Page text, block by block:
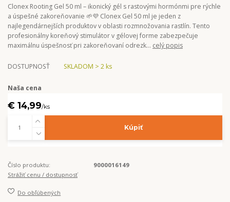
Clonex Rooting Gel 50 ml – ikonický gél s rastovými hormónmi pre rýchle
a úspešné zakoreňovanie 🌱💜 Clonex Gel 50 ml je jeden z
najlegendárnejších produktov v oblasti rozmnožovania rastlín. Tento
profesionálny koreňový stimulátor v gélovej forme zabezpečuje
maximálnu úspešnosť pri zakoreňovaní odrezk... celý popis
DOSTUPNOSŤ SKLADOM > 2 ks
Naša cena
€ 14,99/ks
Kúpiť
Číslo produktu:
9000016149
Strážiť cenu / dostupnosť
Do obľúbených